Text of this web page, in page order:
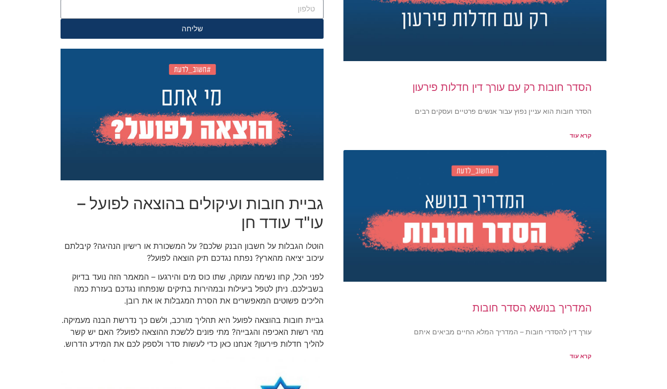
הסדר חובות רק עם עורך דין חדלות פירעון
הסדר חובות הוא עניין נפוץ עבור אנשים פרטיים ועסקים רבים
קרא עוד
המדריך בנושא הסדר חובות
עורך דין להסדרי חובות – המדריך המלא החיים מביאים איתם
קרא עוד
שליחה
גביית חובות ועיקולים בהוצאה לפועל –
עו"ד עודד חן
הוטלו הגבלות על חשבון הבנק שלכם? על המשכורת או רישיון הנהיגה? קיבלתם
עיכוב יציאה מהארץ? נפתח נגדכם תיק הוצאה לפועל?
לפני הכל, קחו נשימה עמוקה, שתו כוס מים והירגעו – המאמר הזה נועד בדיוק
בשבילכם. ניתן לטפל ביעילות ובמהירות בתיקים שנפתחו נגדכם בעזרת כמה
הליכים פשוטים המאפשרים את הסרת המגבלות או את רובן.
גביית חובות בהוצאה לפועל היא תהליך מורכב, ולשם כך נדרשת הבנה מעמיקה.
מהי רשות האכיפה והגבייה? מתי פונים ללשכת ההוצאה לפועל? האם יש קשר
להליך חדלות פירעון? אנחנו כאן כדי לעשות סדר ולספק לכם את המידע הדרוש.